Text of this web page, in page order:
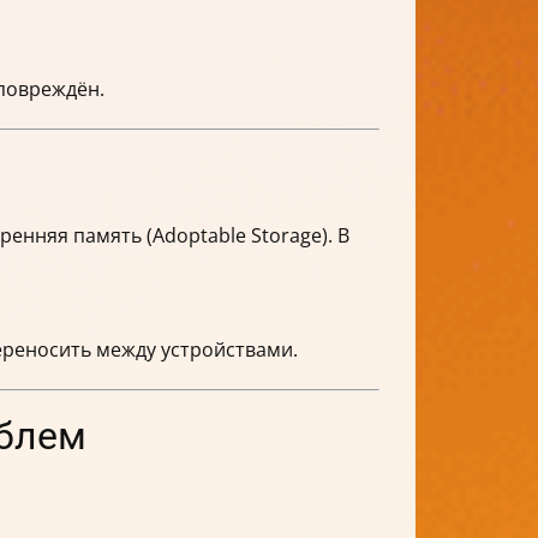
память (Adoptable Storage). В
между устройствами.